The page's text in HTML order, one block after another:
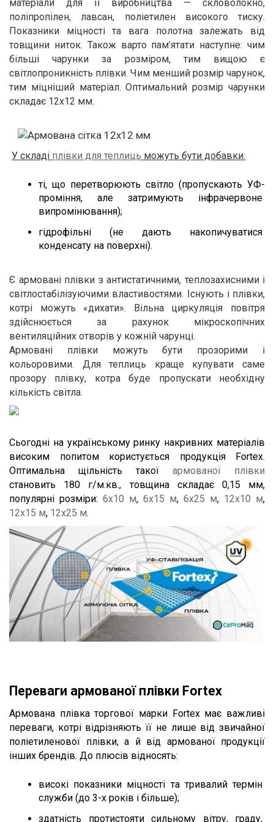
матеріали для її виробництва — скловолокно,
поліпропілен, лавсан, поліетилен високого тиску.
Показники міцності та вага полотна залежать від
товщини ниток. Також варто пам’ятати наступне: чим
більші чарунки за розміром, тим вищою є
світлопроникність плівки. Чим менший розмір чарунок,
тим міцніший матеріал. Оптимальний розмір чарунки
складає 12х12 мм.
У складі плівки для теплиць можуть бути добавки:
ті, що перетворюють світло (пропускають УФ-
проміння, але затримують інфрачервоне
випромінювання);
гідрофільні (не дають накопичуватися
конденсату на поверхні).
Є армовані плівки з антистатичними, теплозахисними і
світлостабілізуючими властивостями. Існують і плівки,
котрі можуть «дихати». Вільна циркуляція повітря
здійснюється за рахунок мікроскопічних
вентиляційних отворів у кожній чарунці.
Армовані плівки можуть бути прозорими і
кольоровими. Для теплиць краще купувати саме
прозору плівку, котра буде пропускати необхідну
кількість світла.
Сьогодні на українському ринку накривних матеріалів
високим попитом користується продукція Fortex.
Оптимальна щільність такої армованої плівки
становить 180 г/м.кв., товщина складає 0,15 мм,
популярні розміри: 6х10 м, 6х15 м, 6х25 м, 12х10 м
12х15 м, 12х25 м.
Переваги армованої плівки Fortex
Армована плівка торгової марки Fortex має важливі
переваги, котрі відрізняють її не лише від звичайної
поліетиленової плівки, а й від армованої продукції
інших брендів. До плюсів відносять:
високі показники міцності та тривалий термін
служби (до 3-х років і більше);
здатність протистояти сильному вітру, граду,